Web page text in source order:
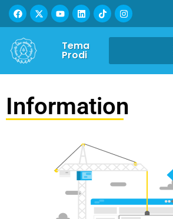
Tema
Prodi
Information